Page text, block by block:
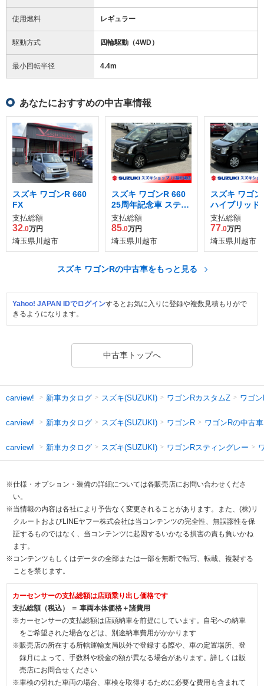
使用燃料 レギュラー
駆動方式 四輪駆動（4WD）
最小回転半径 4.4m
あなたにおすすめの中古車情報
スズキ ワゴンR 660
FX
支払総額
32.0万円
埼玉県川越市
スズキ ワゴンR 660
25周年記念車 スティ
ングレー ハイブリッ
ド Xリミテッド
支払総額
85.0万円
埼玉県川越市
スズキ ワゴ
ハイブリッド
ーフティパッ
装着車
支払総額
77.0万円
埼玉県川越市
スズキ ワゴンRの中古車をもっと見る
Yahoo! JAPAN IDでログインするとお気に入りに登録や複数見積もりがで
きるようになります。
中古車トップへ
carview! 新車カタログ スズキ(SUZUKI) ワゴンRカスタムZ ワゴ
carview! 新車カタログ スズキ(SUZUKI) ワゴンR ワゴンRの中古車
carview! 新車カタログ スズキ(SUZUKI) ワゴンRスティングレー
※仕様・オプション・装備の詳細については各販売店にお問い合わせくださ
い。
※当情報の内容は各社により予告なく変更されることがあります。また、(株)リ
クルートおよびLINEヤフー株式会社は当コンテンツの完全性、無誤謬性を保
証するものではなく、当コンテンツに起因するいかなる損害の責も負いかね
ます。
※コンテンツもしくはデータの全部または一部を無断で転写、転載、複製する
ことを禁じます。
カーセンサーの支払総額は店頭乗り出し価格です
支払総額（税込） ＝ 車両本体価格＋諸費用
※カーセンサーの支払総額は店頭納車を前提にしています。自宅への納車
をご希望された場合などは、別途納車費用がかかります
※販売店の所在する所轄運輸支局以外で登録する際や、車の定置場所、登
録月によって、手数料や税金の額が異なる場合があります。詳しくは販
売店にお問合せください
※車検の切れた車両の場合、車検を取得するために必要な費用も含まれて